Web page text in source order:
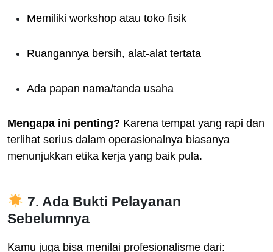
Memiliki workshop atau toko fisik
Ruangannya bersih, alat-alat tertata
Ada papan nama/tanda usaha
Mengapa ini penting? Karena tempat yang rapi dan
terlihat serius dalam operasionalnya biasanya
menunjukkan etika kerja yang baik pula.
7. Ada Bukti Pelayanan
Sebelumnya
Kamu juga bisa menilai profesionalisme dari: